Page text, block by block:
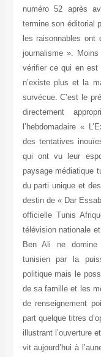
numéro 52 après
termine son éditorial
les raisonnables
journalisme ». Moins
vérifier ce qui en est
n’existe plus et la
survécue. C’est le
directement
l’hebdomadaire «
des tentatives
qui ont vu leur
paysage médiatique
du parti unique et
destin de « Dar
officielle Tunis
télévision nationale
Ben Ali ne domine
tunisien par la
politique mais le
de sa famille et les
de renseignement
part quelque titres
illustrant l’ouverture
vit aujourd’hui à